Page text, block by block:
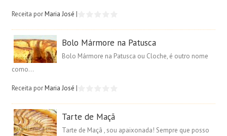
Receita porMaria José |
Bolo Mármore na Patusca
Bolo Mármore na Patusca ou Cloche, é outro nome
como...
Receita porMaria José |
Tarte de Maçã
Tarte de Maçã , sou apaixonada! Sempre que posso